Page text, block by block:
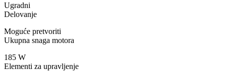
Ugradni
Delovanje
Moguće pretvoriti
Ukupna snaga motora
185 W
Elementi za upravljenje